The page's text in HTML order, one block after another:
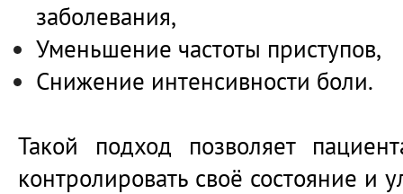
заболевания,
Уменьшение частоты приступов,
Снижение интенсивности боли.
Такой подход позволяет
контролировать своё состояние и